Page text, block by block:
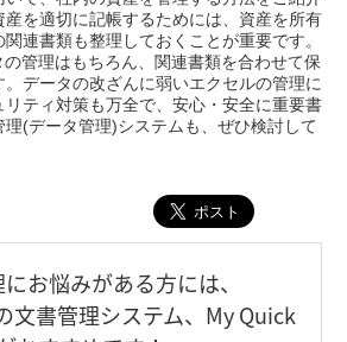
産を適切に記帳するためには、資産を所有
連書類も整理しておくことが重要です。
管理はもちろん、関連書類を合わせて保
データの改ざんに弱いエクセルの管理に
ティ対策も万全で、安心・安全に重要書
(データ管理)システムも、ぜひ検討して
お悩みがある⽅には、
⽂書管理システム、My Quick